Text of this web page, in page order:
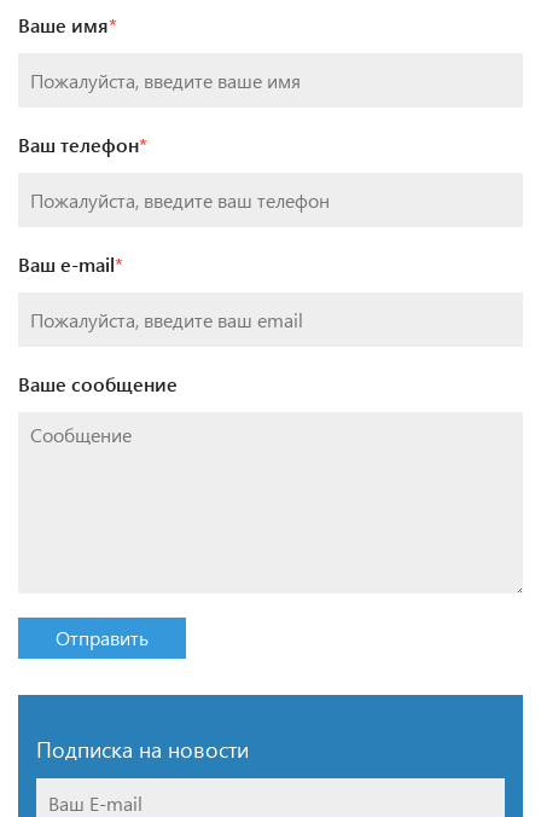
Ваше имя*
Ваш телефон*
Ваш e-mail*
Ваше сообщение
Отправить
Подписка на новости